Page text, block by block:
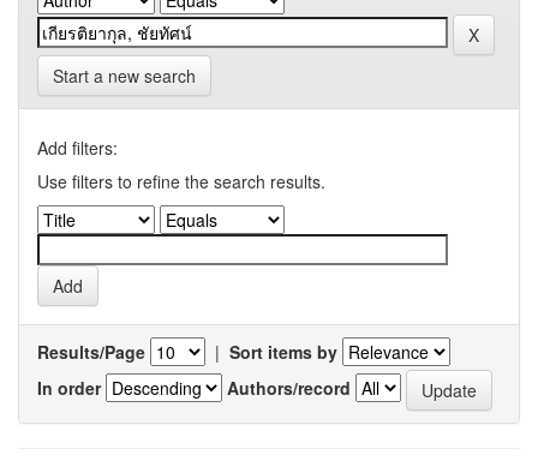
Start a new search
Add filters:
Use filters to refine the search results.
Results/Page | Sort items by
In order
Authors/record